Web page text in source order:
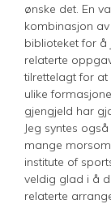
ønske det. En
kombinasjon
biblioteket for
relaterte
tilrettelagt for at
ulike
gjengjeld har
Jeg syntes
mange
institute of
veldig glad i å
relaterte